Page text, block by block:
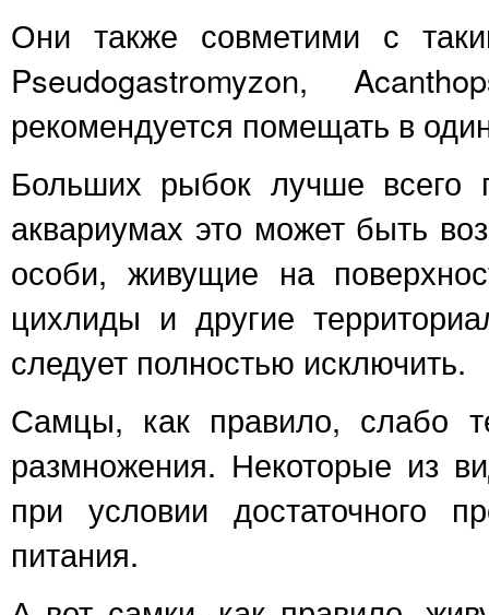
Они также совметими с
Pseudogastromyzon,
рекомендуется помещать в
Больших рыбок лучше всего
аквариумах это может быть
особи, живущие на
цихлиды и другие
следует полностью исключить.
Самцы, как правило, слабо
размножения. Некоторые из
при условии достаточного
питания.